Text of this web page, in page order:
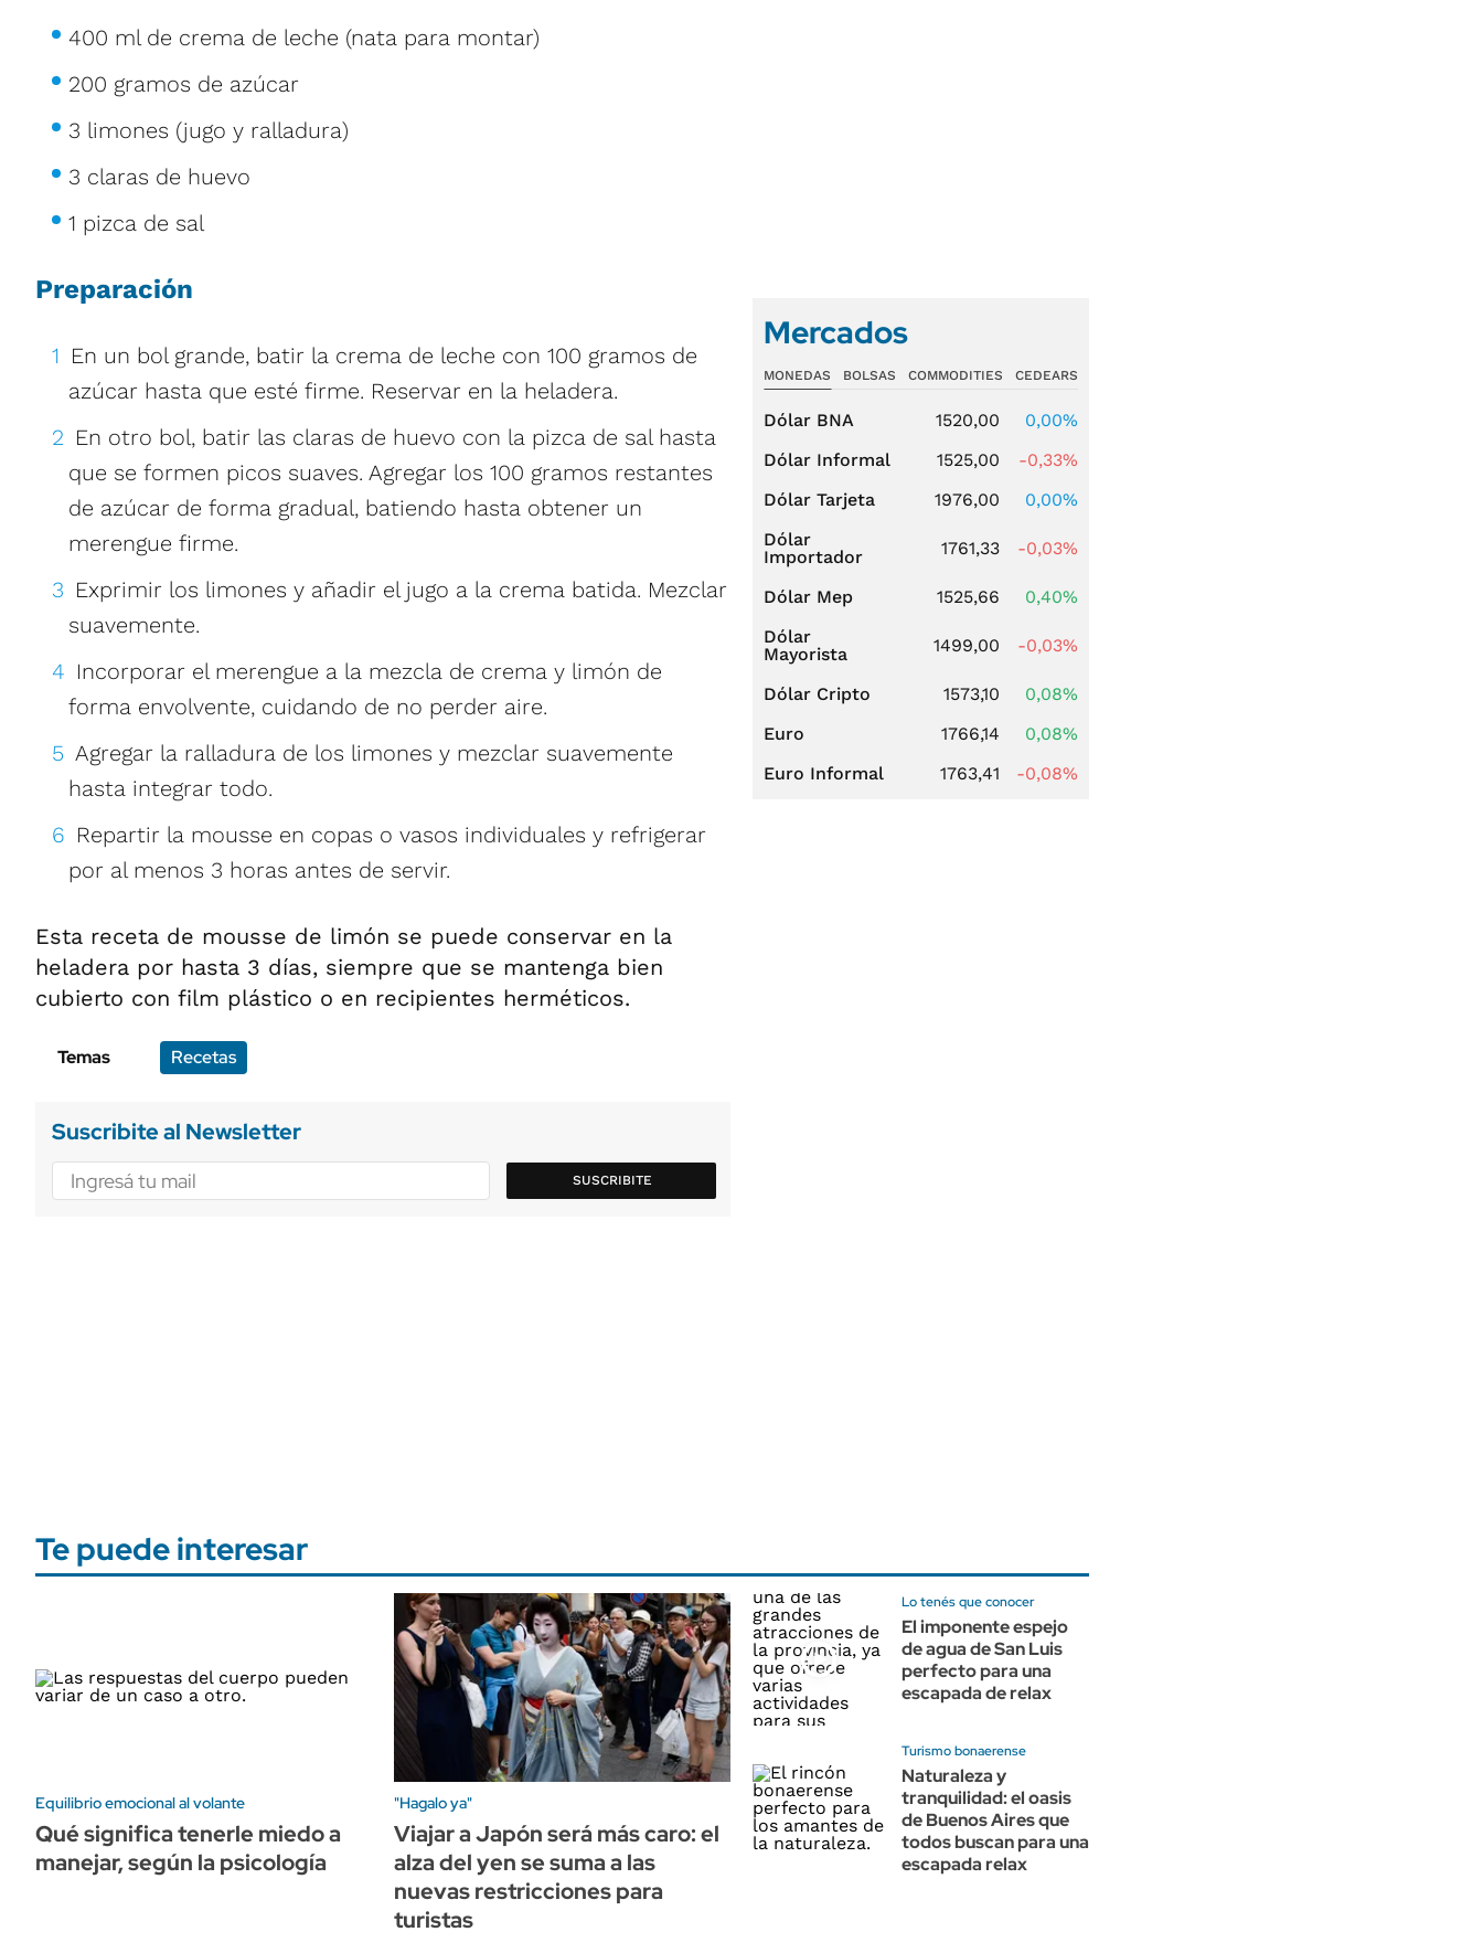
400 ml de crema de leche (nata para montar)
200 gramos de azúcar
3 limones (jugo y ralladura)
3 claras de huevo
1 pizca de sal
Preparación
En un bol grande, batir la crema de leche con 100 gramos de
azúcar hasta que esté firme. Reservar en la heladera.
En otro bol, batir las claras de huevo con la pizca de sal hasta
que se formen picos suaves. Agregar los 100 gramos restantes
de azúcar de forma gradual, batiendo hasta obtener un
merengue firme.
Exprimir los limones y añadir el jugo a la crema batida. Mezclar
suavemente.
Incorporar el merengue a la mezcla de crema y limón de
forma envolvente, cuidando de no perder aire.
Agregar la ralladura de los limones y mezclar suavemente
hasta integrar todo.
Repartir la mousse en copas o vasos individuales y refrigerar
por al menos 3 horas antes de servir.
Esta receta de mousse de limón se puede conservar en la
heladera por hasta 3 días, siempre que se mantenga bien
cubierto con film plástico o en recipientes herméticos.
Temas Recetas
Suscribite al Newsletter
SUSCRIBITE
Mercados
MONEDAS BOLSAS COMMODITIES CEDEARS
Dólar BNA 1520,00
0,00%
Dólar Informal
1525,00
-0,33%
Dólar Tarjeta
1976,00
0,00%
Dólar
Importador
1761,33 -0,03%
Dólar Mep 1525,66
0,40%
Dólar
Mayorista
1499,00 -0,03%
Dólar Cripto 1573,10
0,08%
Euro
1766,14
0,08%
Euro Informal
1763,41 -0,08%
Te puede interesar
Equilibrio emocional al volante
Qué significa tenerle miedo a
manejar, según la psicología
"Hagalo ya"
Viajar a Japón será más caro: el
alza del yen se suma a las
nuevas restricciones para
turistas
Lo tenés que conocer
El imponente espejo
de agua de San Luis
perfecto para una
escapada de relax
Turismo bonaerense
Naturaleza y
tranquilidad: el oasis
de Buenos Aires que
todos buscan para una
escapada relax